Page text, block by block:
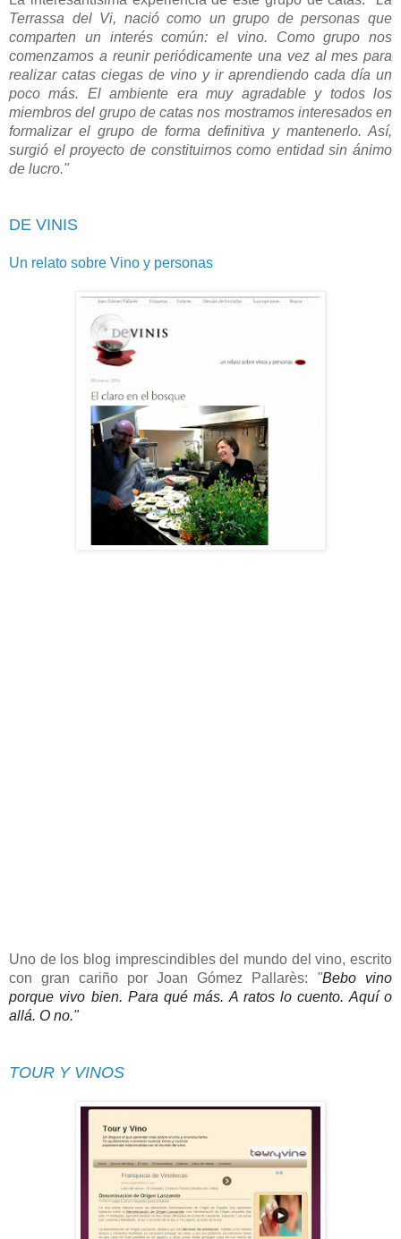
Terrassa del Vi, nació como un grupo de personas que
comparten un interés común: el vino. Como grupo nos
comenzamos a reunir periódicamente una vez al mes para
realizar catas ciegas de vino y ir aprendiendo cada día un
poco más. El ambiente era muy agradable y todos los
miembros del grupo de catas nos mostramos interesados en
formalizar el grupo de forma definitiva y mantenerlo. Así,
surgió el proyecto de constituirnos como entidad sin ánimo
de lucro."
DE VINIS
Un relato sobre Vino y personas
Uno de los blog imprescindibles del mundo del vino, escrito
con gran cariño por Joan Gómez Pallarès: "Bebo vino
porque vivo bien. Para qué más. A ratos lo cuento. Aquí o
allá. O no."
TOUR Y VINOS